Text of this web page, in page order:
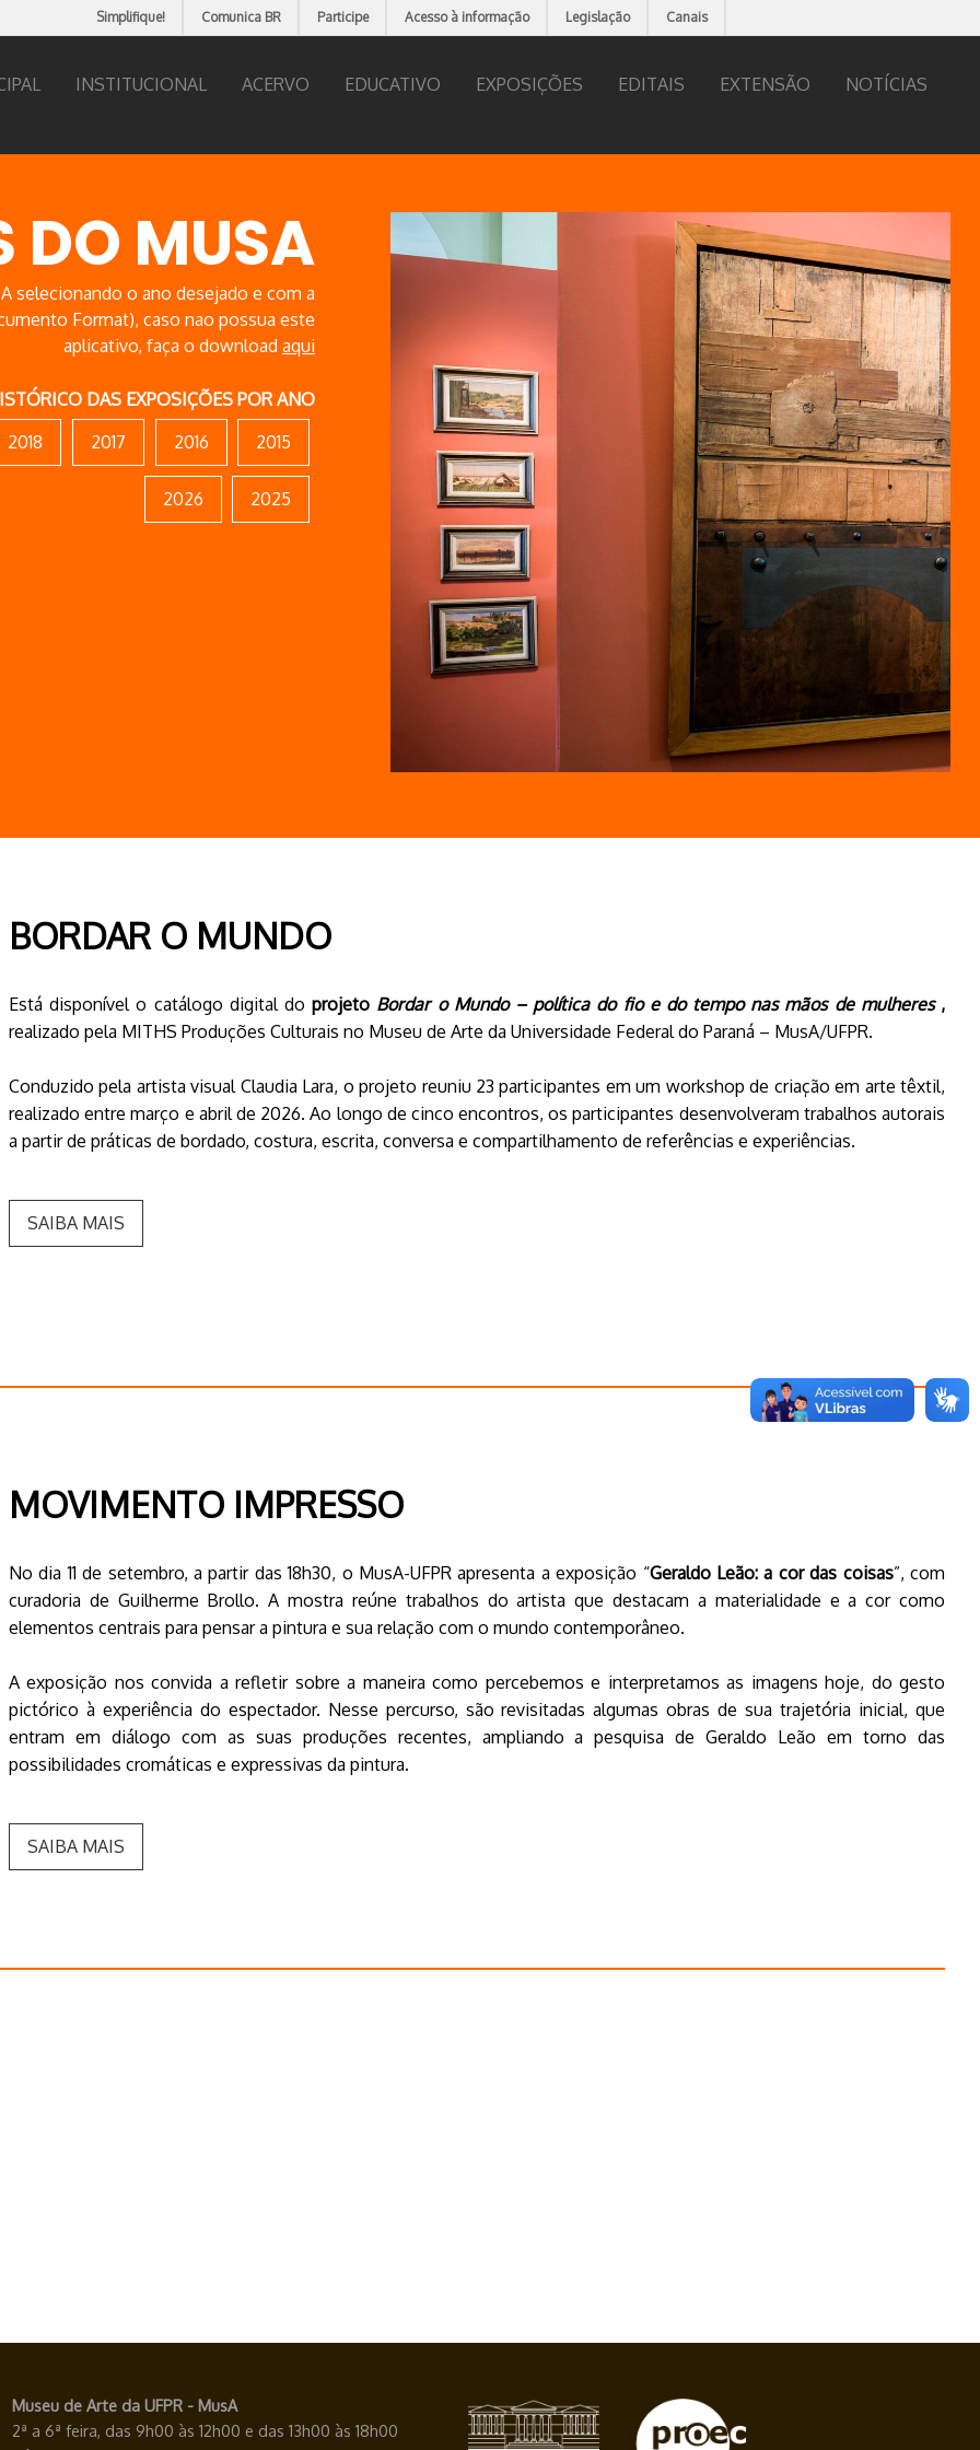
Simplifique! Comunica BR Participe Acesso à informação Legislação Canais
INSTITUCIONAL ACERVO EDUCATIVO EXPOSIÇÕES EDITAIS EXTENSÃO NOTÍCIAS
DO MUSA
selecionando o ano desejado e com a
Format), caso nao possua este
aplicativo, faça o download aqui
DAS EXPOSIÇÕES POR ANO
2015
2016
2017
2018
2025
2026
BORDAR O MUNDO
Está disponível o catálogo digital doprojeto Bordar o Mundo – política do fio e do tempo nas mãos de mulheres,
realizado pela MITHS Produções Culturais no Museu de Arte da Universidade Federal do Paraná – MusA/UFPR.
Conduzido pela artista visual Claudia Lara, o projeto reuniu 23 participantes em um workshop de criação em arte têxtil,
realizado entre março e abril de 2026. Ao longo de cinco encontros, os participantes desenvolveram trabalhos autorais
a partir de práticas de bordado, costura, escrita, conversa e compartilhamento de referências e experiências.
SAIBA MAIS
MOVIMENTO IMPRESSO
No dia 11 de setembro, a partir das 18h30, o MusA-UFPR apresenta a exposição “Geraldo Leão: a cor das coisas”, com
curadoria de Guilherme Brollo. A mostra reúne trabalhos do artista que destacam a materialidade e a cor como
elementos centrais para pensar a pintura e sua relação com o mundo contemporâneo.
A exposição nos convida a refletir sobre a maneira como percebemos e interpretamos as imagens hoje, do gesto
pictórico à experiência do espectador. Nesse percurso, são revisitadas algumas obras de sua trajetória inicial, que
entram em diálogo com as suas produções recentes, ampliando a pesquisa de Geraldo Leão em torno das
possibilidades cromáticas e expressivas da pintura.
SAIBA MAIS
Museu de Arte da UFPR - MusA
2ª a 6ª feira, das 9h00 às 12h00 e das 13h00 às 18h00